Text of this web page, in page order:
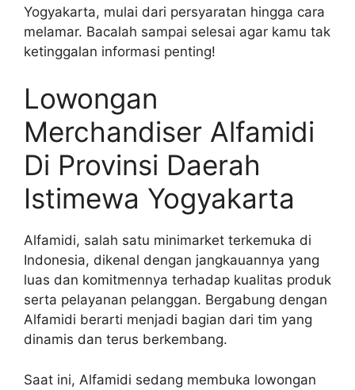
Yogyakarta, mulai dari persyaratan hingga cara
melamar. Bacalah sampai selesai agar kamu tak
ketinggalan informasi penting!
Lowongan
Merchandiser Alfamidi
Di Provinsi Daerah
Istimewa Yogyakarta
Alfamidi, salah satu minimarket terkemuka di
Indonesia, dikenal dengan jangkauannya yang
luas dan komitmennya terhadap kualitas produk
serta pelayanan pelanggan. Bergabung dengan
Alfamidi berarti menjadi bagian dari tim yang
dinamis dan terus berkembang.
Saat ini, Alfamidi sedang membuka lowongan